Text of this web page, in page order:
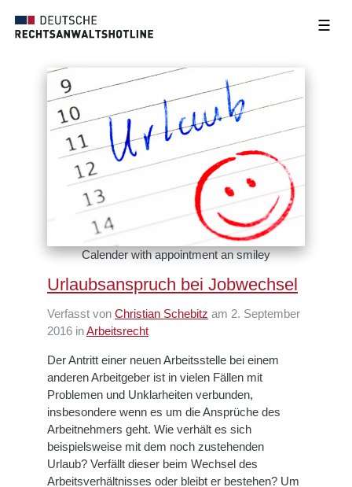
☰
Calender with appointment an smiley
Urlaubsanspruch bei Jobwechsel
Verfasst von Christian Schebitz am 2. September
2016 inArbeitsrecht
Der Antritt einer neuen Arbeitsstelle bei einem
anderen Arbeitgeber ist in vielen Fällen mit
Problemen und Unklarheiten verbunden,
insbesondere wenn es um die Ansprüche des
Arbeitnehmers geht. Wie verhält es sich
beispielsweise mit dem noch zustehenden
Urlaub? Verfällt dieser beim Wechsel des
Arbeitsverhältnisses oder bleibt er bestehen? Um